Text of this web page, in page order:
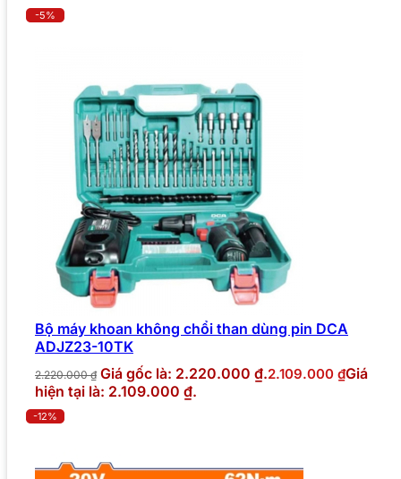
-5%
Bộ máy khoan không chổi than dùng pin DCA
ADJZ23-10TK
2.220.000₫ Giá gốc là: 2.220.000 ₫.2.109.000 ₫Giá
hiện tại là: 2.109.000 ₫.
-12%